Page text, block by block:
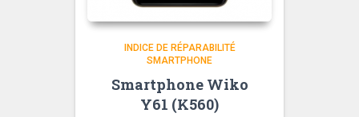
INDICE DE RÉPARABILITÉ
SMARTPHONE
Smartphone Wiko
Y61 (K560)